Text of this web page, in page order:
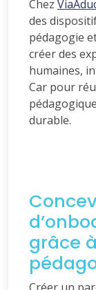
Chez
des
pédagogie
créer des
humaines,
Car pour
durable.
grâce